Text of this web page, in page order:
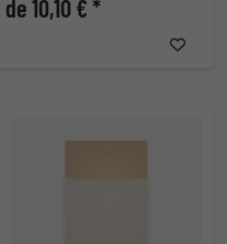
de 10,10 € *